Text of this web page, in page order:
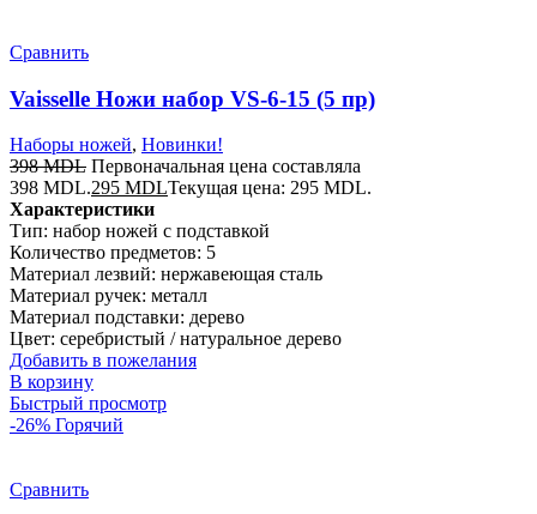
Сравнить
Vaisselle Ножи набор VS-6-15 (5 пр)
Наборы ножей, Новинки!
398MDL Первоначальная цена составляла
398 MDL.295 MDLТекущая цена: 295 MDL.
Характеристики
Тип: набор ножей с подставкой
Количество предметов: 5
Материал лезвий: нержавеющая сталь
Материал ручек: металл
Материал подставки: дерево
Цвет: серебристый / натуральное дерево
Добавить в пожелания
В корзину
Быстрый просмотр
-26% Горячий
Сравнить